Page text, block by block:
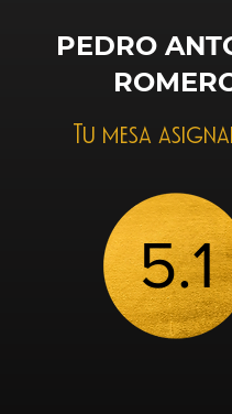
PEDRO
Tu mesa
5.1